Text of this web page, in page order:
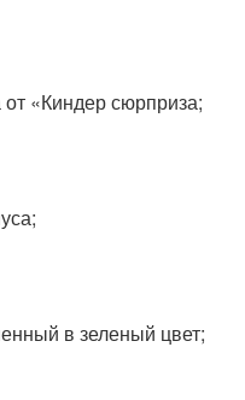
«Киндер сюрприза;
в зеленый цвет;